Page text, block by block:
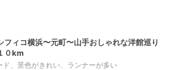
フィコ横浜〜元町〜山手おしゃれな洋館巡り
０km
ド、景色がきれい、ランナーが多い